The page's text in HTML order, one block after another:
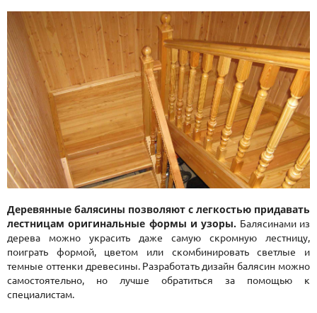
Деревянные балясины позволяют с легкостью придавать
лестницам оригинальные формы и узоры. Балясинами из
дерева можно украсить даже самую скромную лестницу,
поиграть формой, цветом или скомбинировать светлые и
темные оттенки древесины. Разработать дизайн балясин можно
самостоятельно, но лучше обратиться за помощью к
специалистам.